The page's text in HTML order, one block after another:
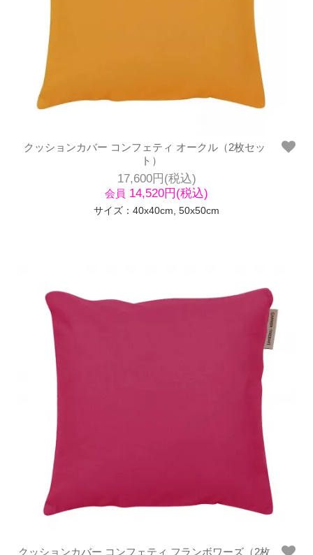
クッションカバー コンフェティ オークル（2枚セッ
ト）
17,600円(税込)
会員 14,520円(税込)
サイズ：40x40cm, 50x50cm
クッションカバー コンフェティ フランボワーズ（2枚